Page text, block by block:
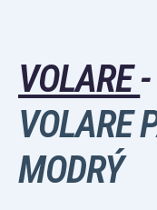
VOLARE-
VOLARE
MODRÝ